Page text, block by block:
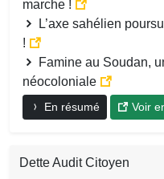
marche !
L’axe sahélien
!
Famine au Soudan,
néocoloniale
En résumé Voir
Dette Audit Citoyen